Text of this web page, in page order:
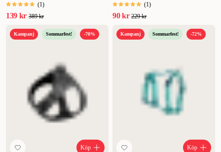
(1)
139 kr 389 kr
(1)
90 kr 229 kr
Kampanj Sommarfest! -70%
Köp
Kampanj Sommarfest! -72%
Köp